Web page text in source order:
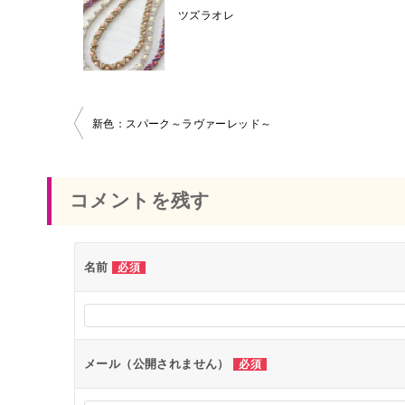
ツズラオレ
ナ
ゲ
ー
シ
ョ
新色：スパーク～ラヴァーレッド～
コメントを残す
名前 必須
メール（公開されません） 必須